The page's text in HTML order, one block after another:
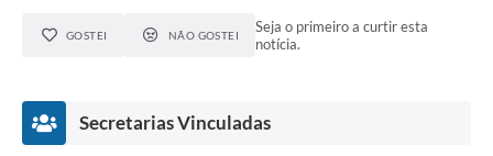
GOSTEI NÃO GOSTEI
Seja o primeiro a curtir esta
notícia.
Secretarias Vinculadas